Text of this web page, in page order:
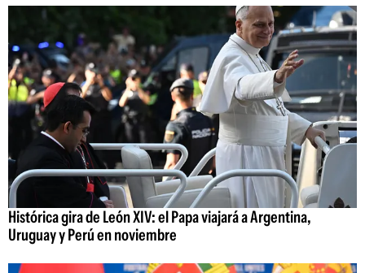
Histórica gira de León XIV: el Papa viajará a Argentina,
Uruguay y Perú en noviembre